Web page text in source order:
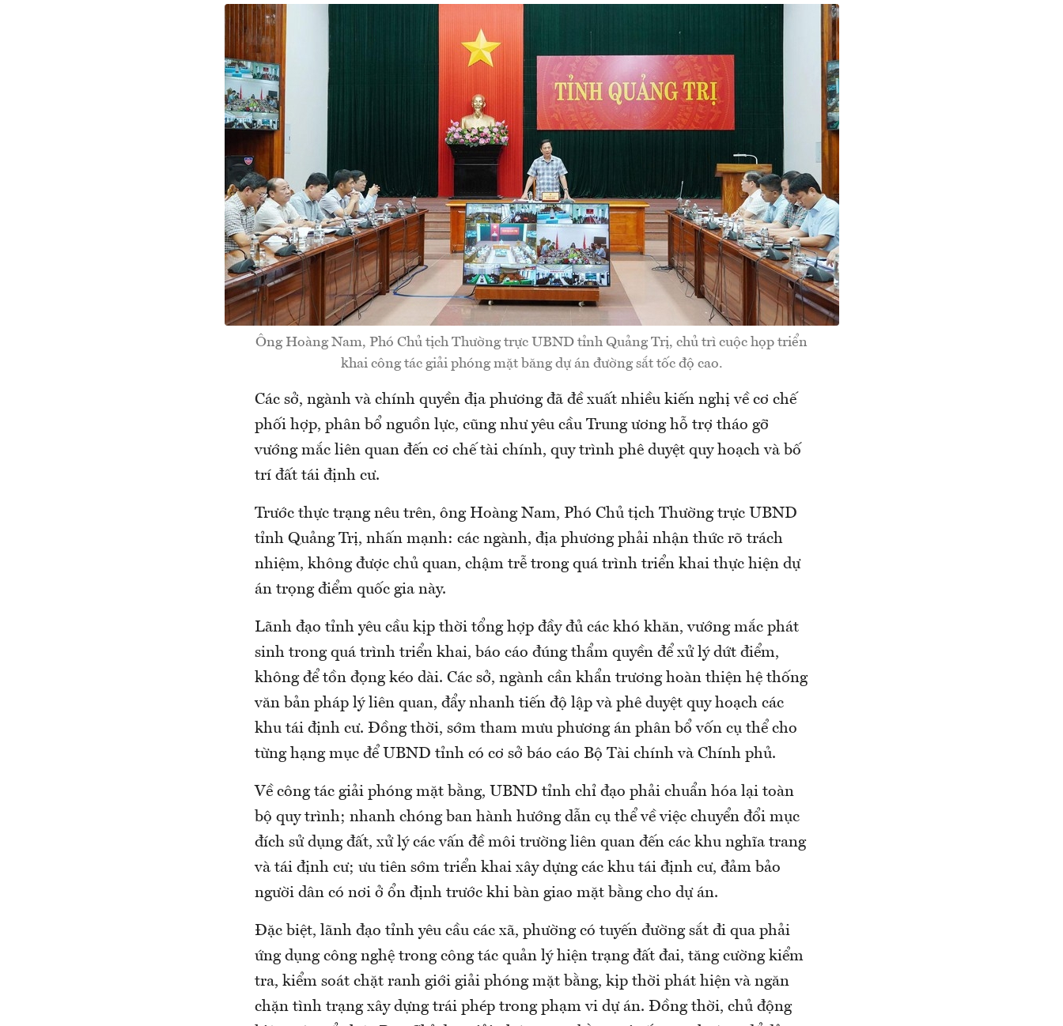
Ông Hoàng Nam, Phó Chủ tịch Thường trực UBND tỉnh Quảng Trị, chủ trì cuộc họp triển
khai công tác giải phóng mặt băng dự án đường sắt tốc độ cao.
Các sở, ngành và chính quyền địa phương đã đề xuất nhiều kiến nghị về cơ chế
phối hợp, phân bổ nguồn lực, cũng như yêu cầu Trung ương hỗ trợ tháo gỡ
vướng mắc liên quan đến cơ chế tài chính, quy trình phê duyệt quy hoạch và bố
trí đất tái định cư.
Trước thực trạng nêu trên, ông Hoàng Nam, Phó Chủ tịch Thường trực UBND
tỉnh Quảng Trị, nhấn mạnh: các ngành, địa phương phải nhận thức rõ trách
nhiệm, không được chủ quan, chậm trễ trong quá trình triển khai thực hiện dự
án trọng điểm quốc gia này.
Lãnh đạo tỉnh yêu cầu kịp thời tổng hợp đầy đủ các khó khăn, vướng mắc phát
sinh trong quá trình triển khai, báo cáo đúng thẩm quyền để xử lý dứt điểm,
không để tồn đọng kéo dài. Các sở, ngành cần khẩn trương hoàn thiện hệ thống
văn bản pháp lý liên quan, đẩy nhanh tiến độ lập và phê duyệt quy hoạch các
khu tái định cư. Đồng thời, sớm tham mưu phương án phân bổ vốn cụ thể cho
từng hạng mục để UBND tỉnh có cơ sở báo cáo Bộ Tài chính và Chính phủ.
Về công tác giải phóng mặt bằng, UBND tỉnh chỉ đạo phải chuẩn hóa lại toàn
bộ quy trình; nhanh chóng ban hành hướng dẫn cụ thể về việc chuyển đổi mục
đích sử dụng đất, xử lý các vấn đề môi trường liên quan đến các khu nghĩa trang
và tái định cư; ưu tiên sớm triển khai xây dựng các khu tái định cư, đảm bảo
người dân có nơi ở ổn định trước khi bàn giao mặt bằng cho dự án.
Đặc biệt, lãnh đạo tỉnh yêu cầu các xã, phường có tuyến đường sắt đi qua phải
ứng dụng công nghệ trong công tác quản lý hiện trạng đất đai, tăng cường kiểm
tra, kiểm soát chặt ranh giới giải phóng mặt bằng, kịp thời phát hiện và ngăn
chặn tình trạng xây dựng trái phép trong phạm vi dự án. Đồng thời, chủ động